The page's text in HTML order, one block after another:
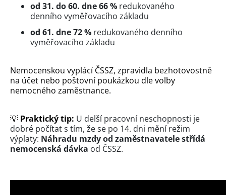
od 31. do 60. dne 66 % redukovaného
denního vyměřovacího základu
od 61. dne 72 % redukovaného denního
vyměřovacího základu
Nemocenskou vyplácí ČSSZ, zpravidla bezhotovostně
na účet nebo poštovní poukázkou dle volby
nemocného zaměstnance.
💡 Praktický tip: U delší pracovní neschopnosti je
dobré počítat s tím, že se po 14. dni mění režim
výplaty: Náhradu mzdy od zaměstnavatele střídá
nemocenská dávka od ČSSZ.